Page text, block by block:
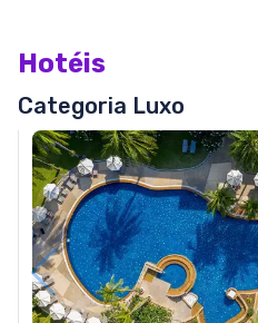
Hotéis
Categoria Luxo